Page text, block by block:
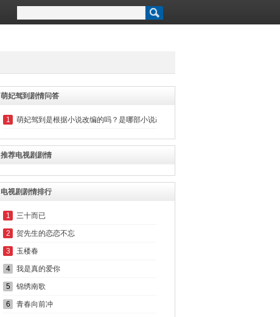
萌妃驾到剧情问答
1 萌妃驾到是根据小说改编的吗？是哪部小说改编的？
推荐电视剧剧情
电视剧剧情排行
1 三十而已
2 贺先生的恋恋不忘
3 玉楼春
4 我是真的爱你
5 锦绣南歌
6 青春向前冲